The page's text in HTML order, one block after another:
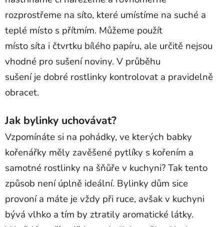
rozprostřeme na síto, které umístíme na suché a
teplé místo s přítmím. Můžeme použít
místo síta i čtvrtku bílého papíru, ale určitě nejsou
vhodné pro sušení noviny. V průběhu
sušení je dobré rostlinky kontrolovat a pravidelně
obracet.
Jak bylinky uchovávat?
Vzpomínáte si na pohádky, ve kterých babky
kořenářky měly zavěšené pytlíky s kořením a
samotné rostlinky na šňůře v kuchyni? Tak tento
způsob není úplně ideální. Bylinky dům sice
provoní a máte je vždy při ruce, avšak v kuchyni
bývá vlhko a tím by ztratily aromatické látky.